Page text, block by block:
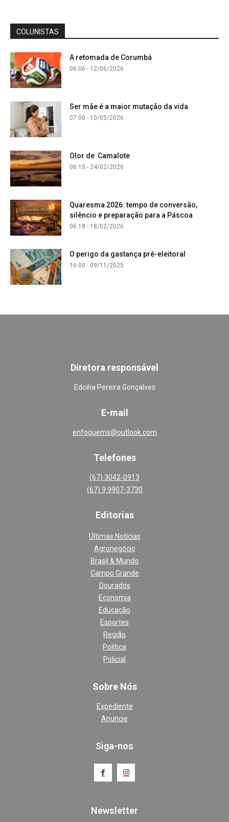
COLUNISTAS
A retomada de Corumbá
06:06 - 12/06/2026
Ser mãe é a maior mutação da vida
07:00 - 10/05/2026
Olor de Camalote
06:15 - 24/02/2026
Quaresma 2026: tempo de conversão,
silêncio e preparação para a Páscoa
06:18 - 18/02/2026
O perigo da gastança pré-eleitoral
16:00 - 09/11/2025
Diretora responsável
Edcéia Pereira Gonçalves
E-mail
enfoquems@outlook.com
Telefones
(67) 3042-0913
(67) 9 9907-3730
Editorias
Últimas Notícias
Agronegócio
Brasil & Mundo
Campo Grande
Dourados
Economia
Educação
Esportes
Região
Política
Policial
Sobre Nós
Expediente
Anuncie
Siga-nos
Newsletter